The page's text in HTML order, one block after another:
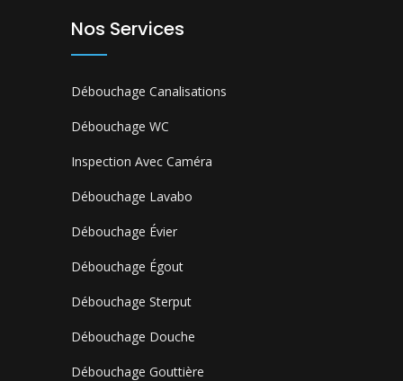
Nos Services
Débouchage Canalisations
Débouchage WC
Inspection Avec Caméra
Débouchage Lavabo
Débouchage Évier
Débouchage Égout
Débouchage Sterput
Débouchage Douche
Débouchage Gouttière